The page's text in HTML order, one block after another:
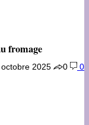
fromage
2025 0 0